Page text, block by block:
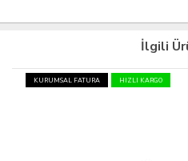
İlgili
KURUMSAL FATURA HIZLI KARGO